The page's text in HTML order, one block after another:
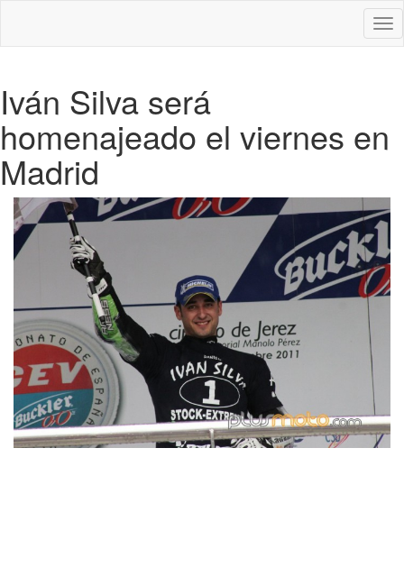
Iván Silva será
homenajeado el viernes en
Madrid